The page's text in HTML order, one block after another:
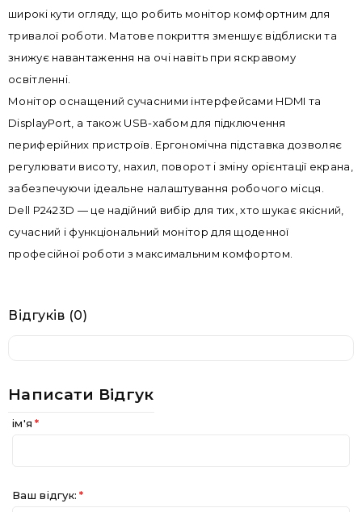
широкі кути огляду, що робить монітор комфортним для
тривалої роботи. Матове покриття зменшує відблиски та
знижує навантаження на очі навіть при яскравому
освітленні.
Монітор оснащений сучасними інтерфейсами HDMI та
DisplayPort, а також USB-хабом для підключення
периферійних пристроїв. Ергономічна підставка дозволяє
регулювати висоту, нахил, поворот і зміну орієнтації екрана,
забезпечуючи ідеальне налаштування робочого місця.
Dell P2423D — це надійний вибір для тих, хто шукає якісний,
сучасний і функціональний монітор для щоденної
професійної роботи з максимальним комфортом.
Відгуків (0)
Написати Відгук
ім'я
Ваш відгук: